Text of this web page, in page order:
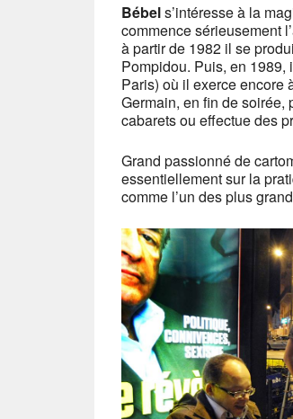
Bébels’intéresse à la
commence sérieusement
à partir de 1982 il se
Pompidou. Puis, en
Paris) où il exerce encore
Germain, en fin de soirée,
cabarets ou effectue des
Grand passionné de
essentiellement sur la
comme l’un des plus